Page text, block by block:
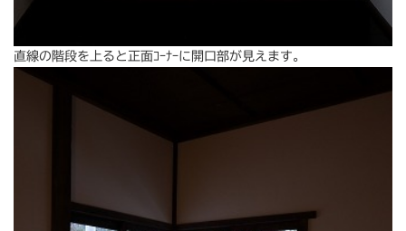
直線の階段を上ると正面ｺｰﾅｰに開口部が見えます。